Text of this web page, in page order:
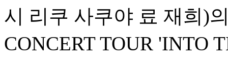
시 리쿠 사쿠야 료 재희)
CONCERT TOUR 'INTO